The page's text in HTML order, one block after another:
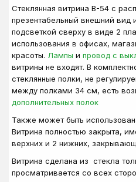
Стеклянная витрина В-54 с
презентабельный внешний вид
подсветкой сверху в виде 2
использования в офисах,
красоты. Лампы и провод с
витрины не входят. В
стеклянные полки, не
между полками 34 см, есть
дополнительных полок
Также может быть
Витрина полностью закрыта,
верхних и 2 нижних,
Витрина сделана из стекла
просматривается со всех